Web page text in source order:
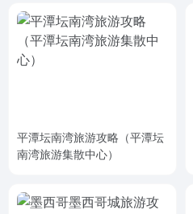
平潭坛南湾旅游攻略（平潭坛
南湾旅游集散中心）